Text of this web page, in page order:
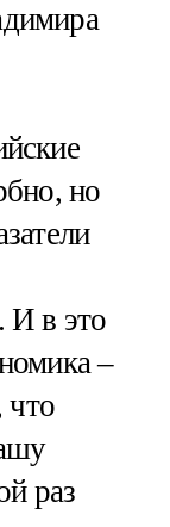
но
И в это
–
что
раз